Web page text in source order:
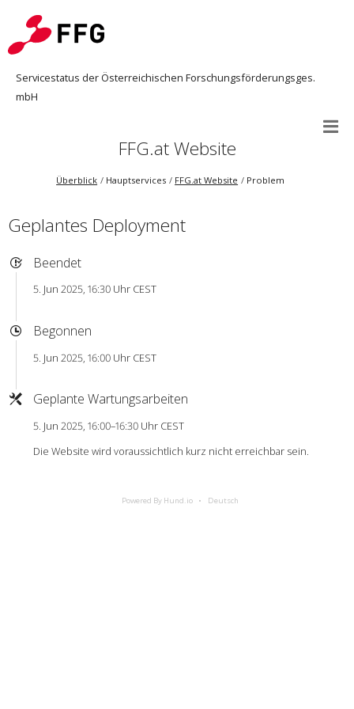
Servicestatus der Österreichischen Forschungsförderungsges.
mbH
FFG.at Website
Überblick Hauptservices FFG.at Website Problem
Geplantes Deployment
Beendet
5. Jun 2025, 16:30 Uhr CEST
Begonnen
5. Jun 2025, 16:00 Uhr CEST
Geplante Wartungsarbeiten
5. Jun 2025, 16:00–16:30 Uhr CEST
Die Website wird voraussichtlich kurz nicht erreichbar sein.
Powered By Hund.io Deutsch